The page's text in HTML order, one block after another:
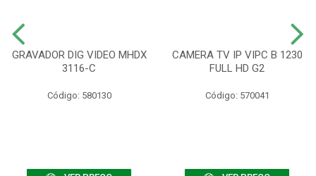
GRAVADOR DIG VIDEO MHDX
3116-C
Código: 580130
CAMERA TV IP VIPC B 1230
FULL HD G2
Código: 570041